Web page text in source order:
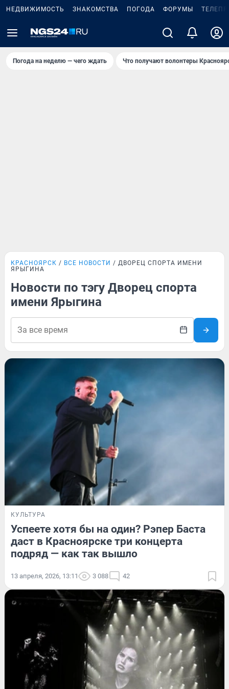
НЕДВИЖИМОСТЬ ЗНАКОМСТВА ПОГОДА ФОРУМЫ
Погода на неделю — чего ждать Что получают волонтеры
КРАСНОЯРСК ВСЕ НОВОСТИ
ДВОРЕЦ СПОРТА ИМЕНИ
ЯРЫГИНА
Новости по тэгу Дворец спорта
имени Ярыгина
КУЛЬТУРА
Успеете хотя бы на один? Рэпер Баста
даст в Красноярске три концерта
подряд — как так вышло
13 апреля, 2026, 13:11 3 088 42